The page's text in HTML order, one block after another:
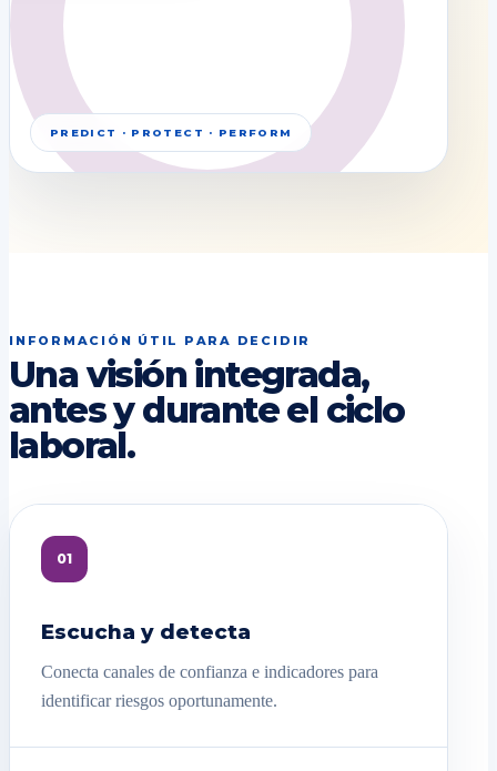
PREDICT · PROTECT · PERFORM
INFORMACIÓN ÚTIL PARA DECIDIR
Una visión integrada,
antes y durante el ciclo
laboral.
01
Escucha y detecta
Conecta canales de confianza e indicadores para
identificar riesgos oportunamente.